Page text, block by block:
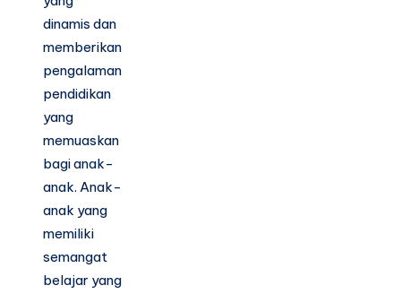
dinamis dan
memberikan
pengalaman
pendidikan
yang
memuaskan
bagi anak-
anak. Anak-
anak yang
memiliki
semangat
belajar yang